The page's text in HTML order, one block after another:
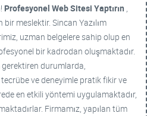
Profesyonel Web Sitesi Yaptırın ,
meslektir. Sincan Yazılım
uzman belgelere sahip olup en
bir kadrodan oluşmaktadır.
gerektiren durumlarda,
tecrübe ve deneyimle pratik fikir ve
en etkili yöntemi uygulamaktadır,
Firmamız, yapılan tüm